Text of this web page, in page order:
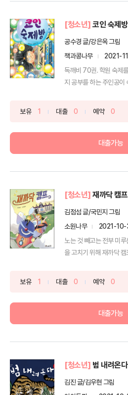
[청소년] 코인 숙제방
공수경 글/강은옥 그림
책과콩나무
2021-
독깨비 70권. 학원 숙제
지 공부를 하는 주인공이
보유 1 대출 0 예약 0
대출가능
[청소년] 재까닥 캠프
김점섬 글/국민지 그림
소원나무
2021-
노는 것 빼고는 전부 미루
을 고치기 위해 재까닥
보유 1 대출 0 예약 0
대출가능
[청소년] 범 내려온다
김진 글/김우현 그림